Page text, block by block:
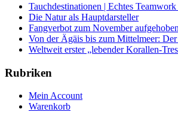
Tauchdestinationen | Echtes
Die Natur als Hauptdarsteller
Fangverbot zum November
Von der Ägäis bis zum Mittelmeer:
Weltweit erster „lebender Korallen-
Rubriken
Mein Account
Warenkorb